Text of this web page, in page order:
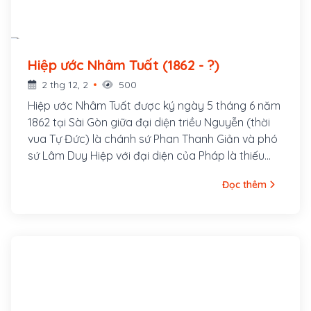
Hiệp ước Nhâm Tuất (1862 - ?)
2 thg 12, 2 500
Hiệp ước Nhâm Tuất được ký ngày 5 tháng 6 năm
1862 tại Sài Gòn giữa đại diện triều Nguyễn (thời
vua Tự Đức) là chánh sứ Phan Thanh Giản và phó
sứ Lâm Duy Hiệp với đại diện của Pháp là thiếu
Đọc thêm